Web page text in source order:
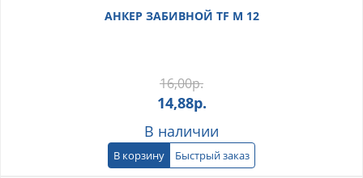
АНКЕР ЗАБИВНОЙ TF М 12
16,00р.
14,88р.
В наличии
В корзину Быстрый заказ